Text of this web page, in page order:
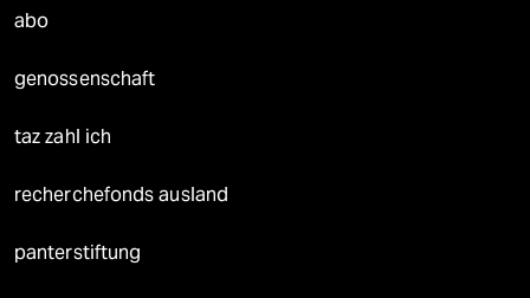
abo
genossenschaft
taz zahl ich
recherchefonds ausland
panterstiftung